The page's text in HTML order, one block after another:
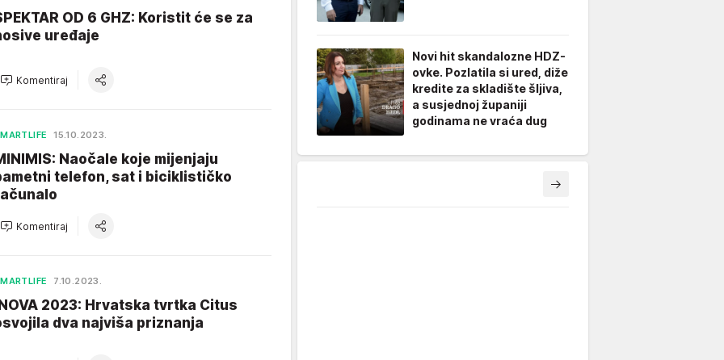
OD 6 GHZ: Koristit će se za
uređaje
Komentiraj
15.10.2023.
Naočale koje mijenjaju
telefon, sat i biciklističko
Komentiraj
7.10.2023.
2023: Hrvatska tvrtka Citus
dva najviša priznanja
Novi hit skandalozne HDZ-
ovke. Pozlatila si ured, diže
kredite za skladište šljiva,
a susjednoj županiji
godinama ne vraća dug